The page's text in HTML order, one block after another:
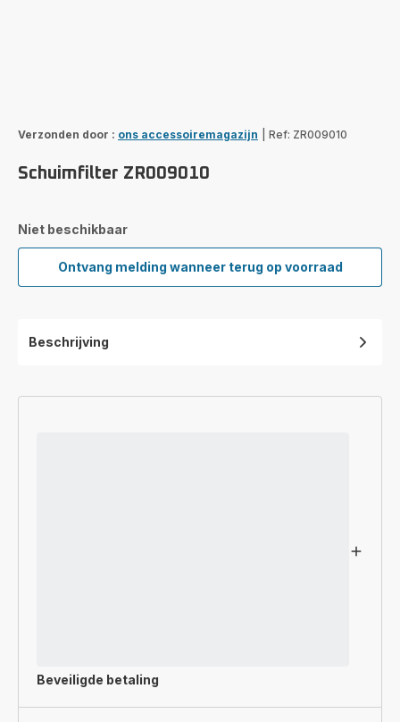
Verzonden door : ons accessoiremagazijn Ref: ZR009010
Schuimfilter ZR009010
Niet beschikbaar
Ontvang melding wanneer terug op voorraad
Schuimfilter
ZR009010
Beschrijving
Beveiligde betaling